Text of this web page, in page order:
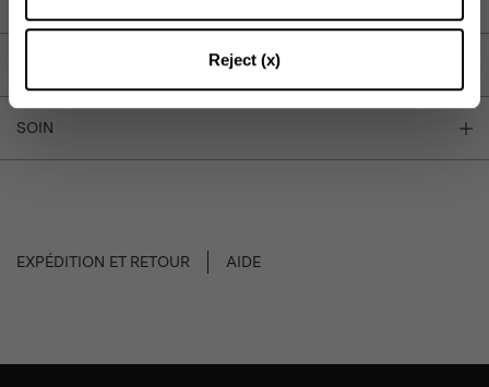
Reject (x)
CONTINUEZ À VOUS ABONNER
SOIN
EXPÉDITION ET RETOUR AIDE